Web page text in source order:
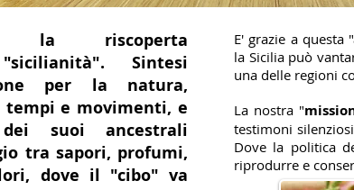
la riscoperta
Sintesi
per la natura,
e movimenti, e
suoi ancestrali
tra sapori, profumi,
dove il "cibo" va
E' grazie a questa
la Sicilia può
una delle regioni
La nostra "
testimoni
Dove la politica
riprodurre e